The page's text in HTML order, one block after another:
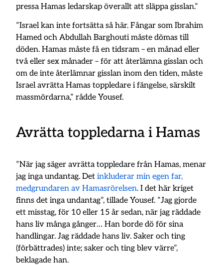
pressa Hamas ledarskap överallt att släppa gisslan.”
”Israel kan inte fortsätta så här. Fångar som Ibrahim
Hamed och Abdullah Barghouti måste dömas till
döden. Hamas måste få en tidsram – en månad eller
två eller sex månader – för att återlämna gisslan och
om de inte återlämnar gisslan inom den tiden, måste
Israel avrätta Hamas toppledare i fängelse, särskilt
massmördarna,” rådde Yousef.
Avrätta toppledarna i Hamas
”När jag säger avrätta toppledare från Hamas, menar
jag inga undantag. Detinkluderar min egen far,
medgrundaren av Hamasrörelsen. I det här kriget
finns det inga undantag”, tillade Yousef. ”Jag gjorde
ett misstag, för 10 eller 15 år sedan, när jag räddade
hans liv många gånger… Han borde dö för sina
handlingar. Jag räddade hans liv. Saker och ting
(förbättrades) inte; saker och ting blev värre”,
beklagade han.